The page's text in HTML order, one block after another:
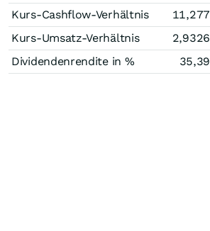
Kurs-Cashflow-Verhältnis
11,277
Kurs-Umsatz-Verhältnis
2,9326
Dividendenrendite in %
35,39